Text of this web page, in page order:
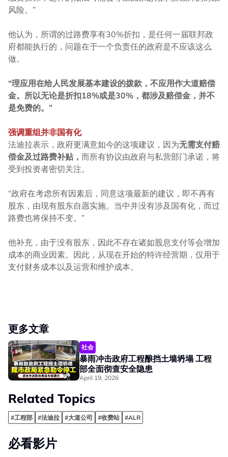
风险。”
他认为，所谓的过路费享有30%折扣，是任何一届联邦政
府都能执行的，问题在于一个负责任的政府是不应该这么
做。
“理应用在给人民发展基本建设的拨款，不应用作大道赔偿
金。所以无论是折扣18%或是30%，都涉及赔偿金，并不
是免费的。”
强调重组并非国有化
法迪拉表示，政府更满意如今的这项建议，因为无需支付赔
偿金及过路费补贴， 而所有协议由政府与私营部门承诺，将
受到投资者密切关注。
“政府在考虑所有因素后，同意这项最新的建议，即不再有
股东，由现有股东自愿实施。当中并没有涉及国有化，而过
路费也将保持不变。”
他补充，由于没有股东，因此不存在诸如股息支付等会增加
成本的商业因素。因此，从现在开始的特许经营期，仅用于
支付财务成本以及运营和维护成本。
更多文章
社会
暴雨冲击政府工程酿挡土墙坍塌 工程
部全面彻查安全隐患
April 19, 2026
Related Topics
#工程部 #法迪拉 #大道公司 #收费站 #ALR
必看影片